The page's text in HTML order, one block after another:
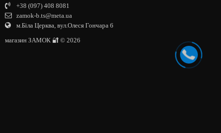
+38 (097) 408 8081
zamok-b.ts@meta.ua
м.Біла Церква, вул.Олеся Гончара 6
магазин ЗАМОК 🔐 © 2026